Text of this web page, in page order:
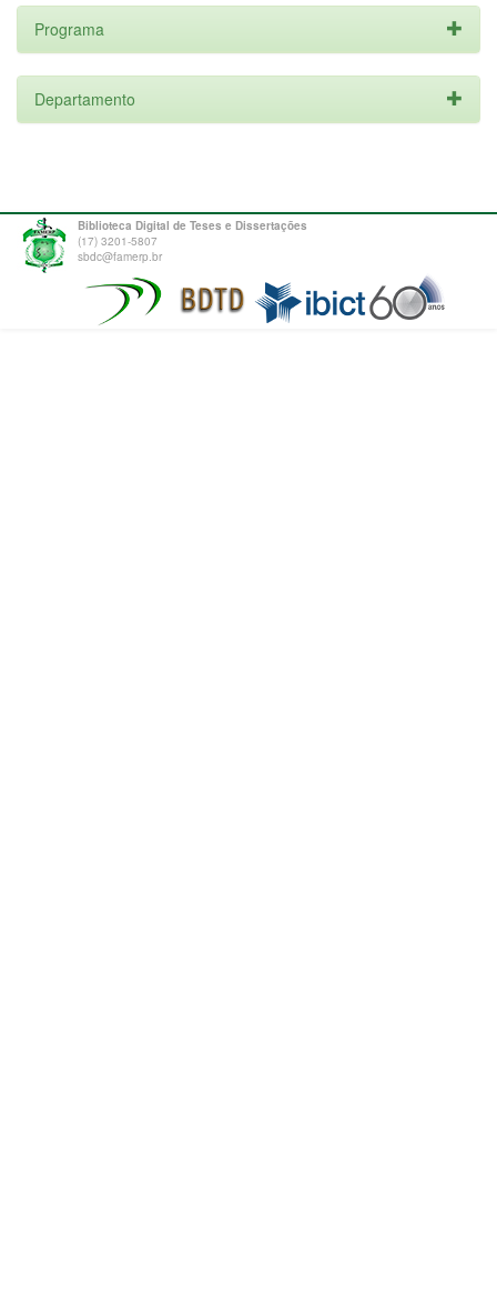
Programa
Departamento
Biblioteca Digital de Teses e Dissertações
(17) 3201-5807
sbdc@famerp.br